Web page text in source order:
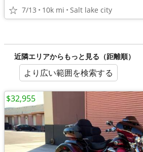
7/13 10k mi Salt lake city
近隣エリアからもっと見る（距離順）
より広い範囲を検索する
$32,955